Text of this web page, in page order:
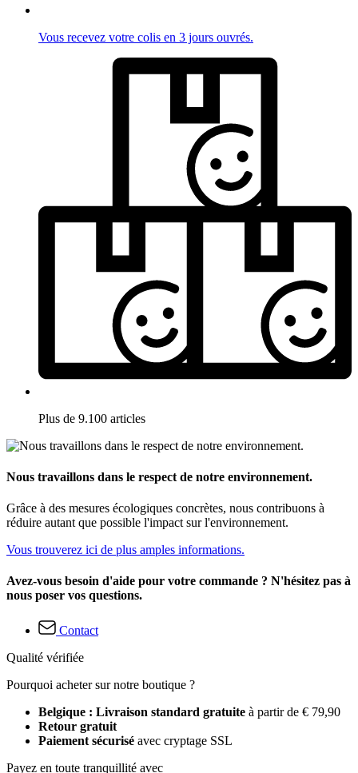
Vous recevez votre colis en 3 jours ouvrés.
Plus de 9.100 articles
Nous travaillons dans le respect de notre environnement.
Grâce à des mesures écologiques concrètes, nous contribuons à
réduire autant que possible l'impact sur l'environnement.
Vous trouverez ici de plus amples informations.
Avez-vous besoin d'aide pour votre commande ? N'hésitez pas à
nous poser vos questions.
Contact
Qualité vérifiée
Pourquoi acheter sur notre boutique ?
Belgique : Livraison standard gratuite à partir de € 79,90
Retour gratuit
Paiement sécurisé avec cryptage SSL
Payez en toute tranquillité avec